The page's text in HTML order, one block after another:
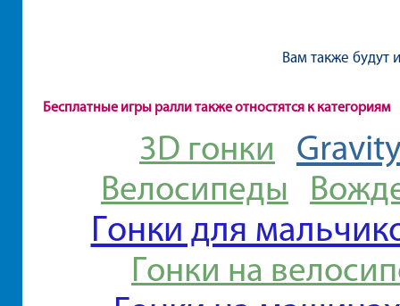
Вам также будут
Бесплатные игры ралли также отностятся к категориям
3D гонки
Велосипеды
Гонки для
Гонки на